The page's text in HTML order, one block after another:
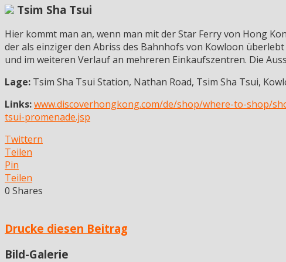
Tsim Sha Tsui
Hier kommt man an, wenn man mit der Star Ferry von Hong
der als einziger den Abriss des Bahnhofs von Kowloon
und im weiteren Verlauf an mehreren Einkaufszentren. Die
Lage: Tsim Sha Tsui Station, Nathan Road, Tsim Sha Tsui,
Links:www.discoverhongkong.com/de/shop/where-to-shop/
tsui-promenade.jsp
Twittern
Teilen
Pin
Teilen
0 Shares
Drucke diesen Beitrag
Bild-Galerie